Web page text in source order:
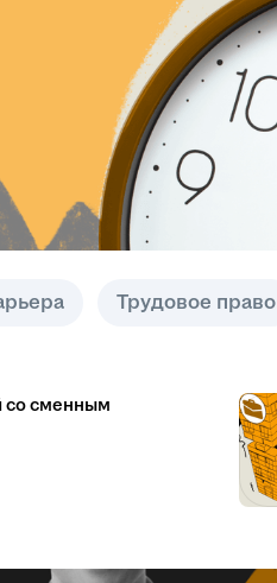
Трудовое право
со сменным